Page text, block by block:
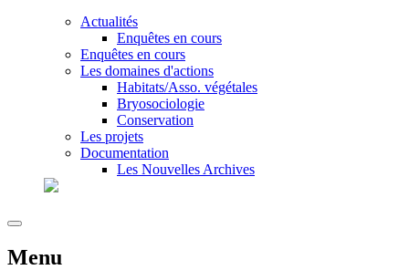
Actualités
Enquêtes en cours
Enquêtes en cours
Les domaines d'actions
Habitats/Asso. végétales
Bryosociologie
Conservation
Les projets
Documentation
Les Nouvelles Archives
Menu